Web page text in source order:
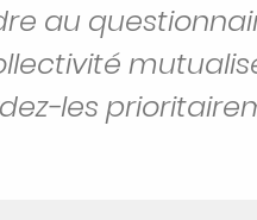
au
les